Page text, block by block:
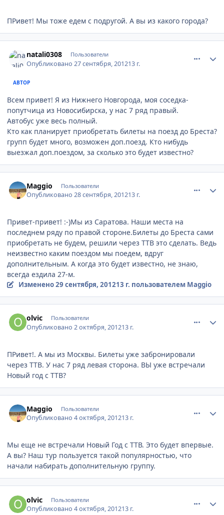
ПРивет! Мы тоже едем с подругой. А вы из какого города?
natali0308 Пользователи
Опубликовано27 сентября, 201213 г.
АВТОР
Всем привет! Я из Нижнего Новгорода, моя соседка-
попутчица из Новосибирска, у нас 7 ряд правый.
Автобус уже весь полный.
Кто как планирует приобретать билеты на поезд до Бреста?
групп будет много, возможен доп.поезд. Кто нибудь
выезжал доп.поездом, за сколько это будет известно?
Maggio Пользователи
Опубликовано28 сентября, 201213 г.
Привет-привет! :-)Мы из Саратова. Наши места на
последнем ряду по правой стороне.Билеты до Бреста сами
приобретать не будем, решили через ТТВ это сделать. Ведь
неизвестно каким поездом мы поедем, вдруг
дополнительным. А когда это будет известно, не знаю,
всегда ездила 27-м.
Изменено29 сентября, 201213 г. пользователем Maggio
olvic Пользователи
Опубликовано2 октября, 201213 г.
ПРивет!. А мы из Москвы. Билеты уже забронировали
через TTB. У нас 7 ряд левая сторона. ВЫ уже встречали
Новый год с TTB?
Maggio Пользователи
Опубликовано4 октября, 201213 г.
Мы еще не встречали Новый Год с ТТВ. Это будет впервые.
А вы? Наш тур пользуется такой популярностью, что
начали набирать дополнительную группу.
olvic Пользователи
Опубликовано4 октября, 201213 г.